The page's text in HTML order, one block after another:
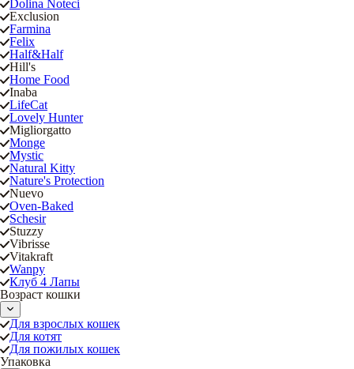
Dolina Noteci
Exclusion
Farmina
Felix
Half&Half
Hill's
Home Food
Inaba
LifeCat
Lovely Hunter
Migliorgatto
Monge
Mystic
Natural Kitty
Nature's Protection
Nuevo
Oven-Baked
Schesir
Stuzzy
Vibrisse
Vitakraft
Wanpy
Клуб 4 Лапы
Возраст кошки
Для взрослых кошек
Для котят
Для пожилых кошек
Упаковка